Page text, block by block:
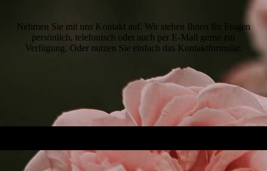
Nehmen Sie mit uns Kontakt auf. Wir stehen Ihnen für Fragen
persönlich, telefonisch oder auch per E-Mail gerne zur
Verfügung. Oder nutzen Sie einfach das Kontaktformular.